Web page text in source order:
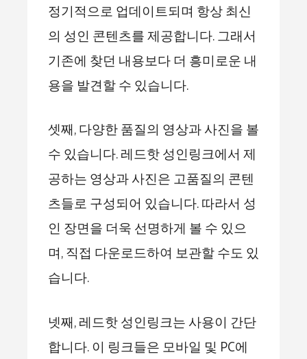
정기적으로 업데이트되며 항상 최신
의 성인 콘텐츠를 제공합니다. 그래서
기존에 찾던 내용보다 더 흥미로운 내
용을 발견할 수 있습니다.
셋째, 다양한 품질의 영상과 사진을 볼
수 있습니다. 레드핫 성인링크에서 제
공하는 영상과 사진은 고품질의 콘텐
츠들로 구성되어 있습니다. 따라서 성
인 장면을 더욱 선명하게 볼 수 있으
며, 직접 다운로드하여 보관할 수도 있
습니다.
넷째, 레드핫 성인링크는 사용이 간단
합니다. 이 링크들은 모바일 및 PC에